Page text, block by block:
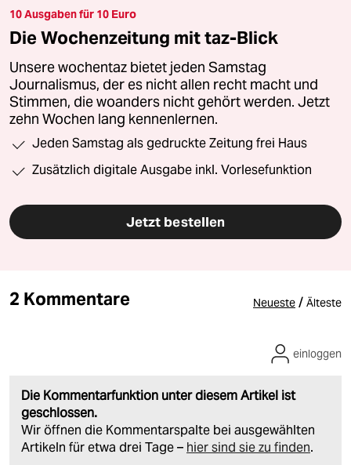
10 Ausgaben für 10 Euro
Die Wochenzeitung mit taz-Blick
Unsere wochentaz bietet jeden Samstag
Journalismus, der es nicht allen recht macht und
Stimmen, die woanders nicht gehört werden. Jetzt
zehn Wochen lang kennenlernen.
Jeden Samstag als gedruckte Zeitung frei Haus
Zusätzlich digitale Ausgabe inkl. Vorlesefunktion
Jetzt bestellen
2 Kommentare Neueste / Älteste
Die Kommentarfunktion unter diesem Artikel ist
geschlossen.
Wir öffnen die Kommentarspalte bei ausgewählten
Artikeln für etwa drei Tage – hier sind sie zu finden.
einloggen